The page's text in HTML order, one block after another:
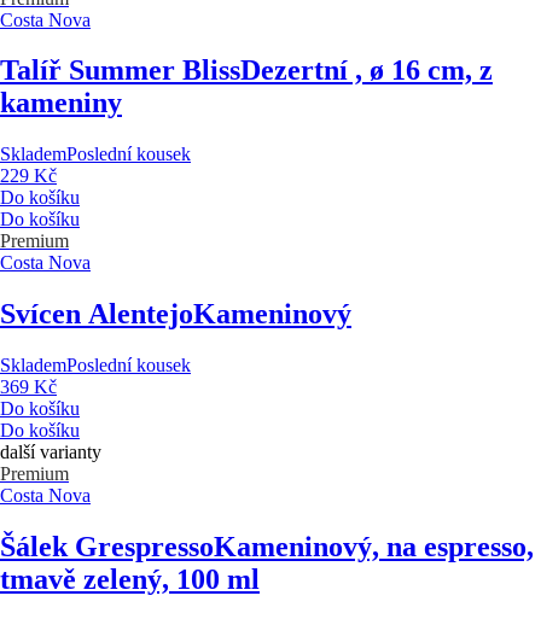
Costa Nova
Talíř Summer BlissDezertní , ø 16 cm, z
kameniny
SklademPoslední kousek
229 Kč
Do košíku
Do košíku
Premium
Costa Nova
Svícen AlentejoKameninový
SklademPoslední kousek
369 Kč
Do košíku
Do košíku
další varianty
Premium
Costa Nova
Šálek GrespressoKameninový, na espresso,
tmavě zelený, 100 ml